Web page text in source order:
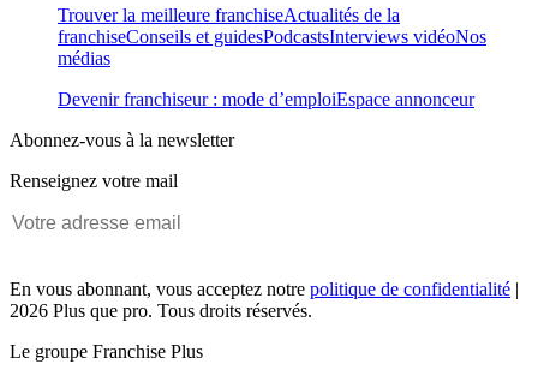
Trouver la meilleure franchiseActualités de la
franchiseConseils et guidesPodcastsInterviews vidéoNos
médias
Devenir franchiseur : mode d’emploiEspace annonceur
Abonnez-vous à la newsletter
Renseignez votre mail
En vous abonnant, vous acceptez notre politique de confidentialité |
2026 Plus que pro. Tous droits réservés.
Le groupe Franchise Plus